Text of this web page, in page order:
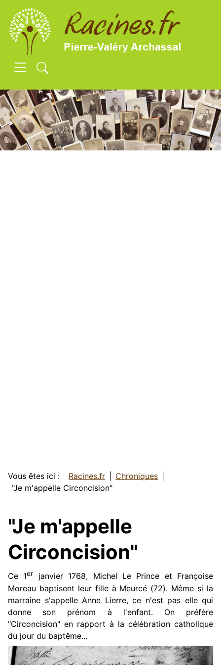
SKIP TO MAIN CONTENT
Vous êtes ici : Racines.fr
Chroniques
"Je m'appelle Circoncision"
"Je m'appelle
Circoncision"
Ce 1er
janvier 1768, Michel Le Prince et Françoise
Moreau baptisent leur fille à Meurcé (72). Même si la
marraine s'appelle Anne Lierre, ce n'est pas elle qui
donne son prénom à l'enfant. On préfère
"Circoncision" en rapport à la célébration catholique
du jour du baptême...